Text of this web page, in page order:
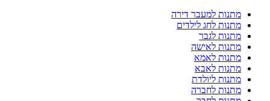
מתנות למעבר דירה
מתנות לחג לילדים
מתנות לגבר
מתנות לאישה
מתנות לאמא
מתנות לאבא
מתנות ליולדת
מתנות לחברה